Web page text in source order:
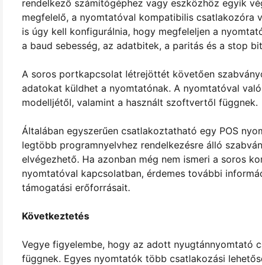
rendelkező számítógéphez vagy eszközhöz egyik
megfelelő, a nyomtatóval kompatibilis csatlakozóra
is úgy kell konfigurálnia, hogy megfeleljen a
a baud sebesség, az adatbitek, a paritás és a stop
A soros portkapcsolat létrejöttét követően
adatokat küldhet a nyomtatónak. A nyomtatóval
modelljétől, valamint a használt szoftvertől függnek.
Általában egyszerűen csatlakoztatható egy POS
legtöbb programnyelvhez rendelkezésre álló
elvégezhető. Ha azonban még nem ismeri a soros
nyomtatóval kapcsolatban, érdemes további
támogatási erőforrásait.
Következtetés
Vegye figyelembe, hogy az adott
függnek. Egyes nyomtatók több csatlakozási